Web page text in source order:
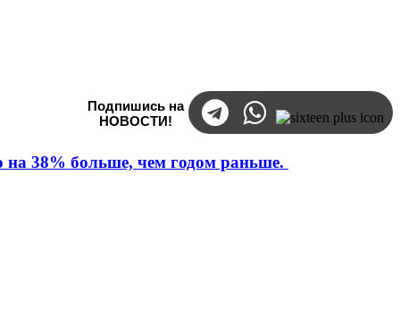
Подпишись на
НОВОСТИ!
на 38% больше, чем годом раньше.